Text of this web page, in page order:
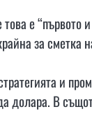
е “първото
за сметка
и
долара. В